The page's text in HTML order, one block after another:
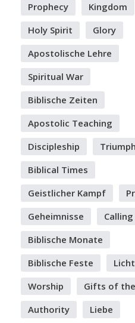
Prophecy
Kingdom
Holy Spirit
Glory
Apostolische Lehre
Spiritual War
Biblische Zeiten
Apostolic Teaching
Discipleship
Triumph
Biblical Times
Geistlicher Kampf
Geheimnisse
Calling
Biblische Monate
Biblische Feste
Licht
Worship
Gifts of
Authority
Liebe